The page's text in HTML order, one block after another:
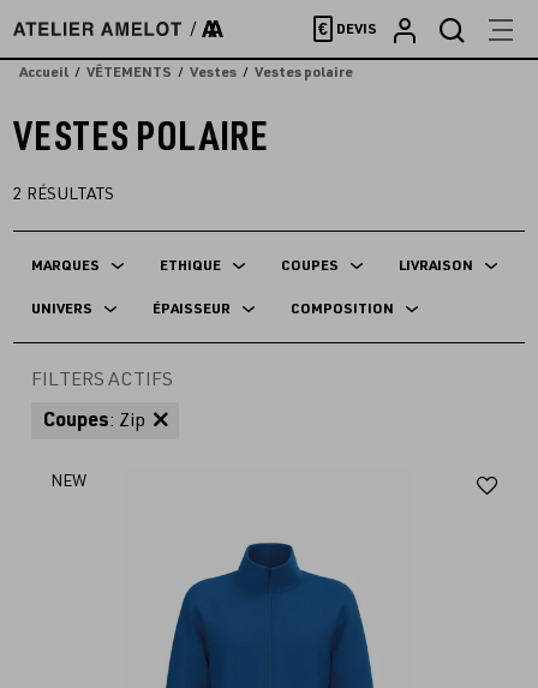
directement
au
€ DEVIS
Accueil VÊTEMENTS Vestes Vestes polaire
VESTES POLAIRE
2 RÉSULTATS
MARQUES ETHIQUE COUPES LIVRAISON
UNIVERS ÉPAISSEUR COMPOSITION
FILTERS ACTIFS
Coupes: Zip
NEW